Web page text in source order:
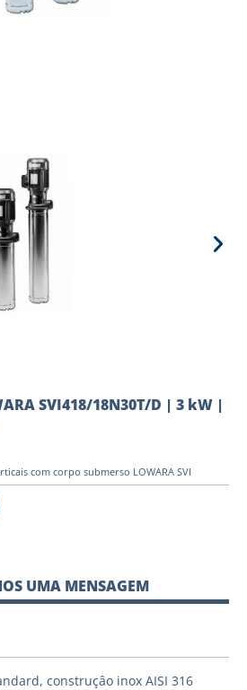
SVI418/18N30T/D | 3 kW |
com corpo submerso LOWARA SVI
UMA MENSAGEM
construçâo inox AISI 316